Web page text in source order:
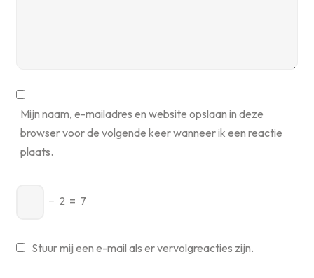
Mijn naam, e-mailadres en website opslaan in deze
browser voor de volgende keer wanneer ik een reactie
plaats.
− 2 = 7
Stuur mij een e-mail als er vervolgreacties zijn.